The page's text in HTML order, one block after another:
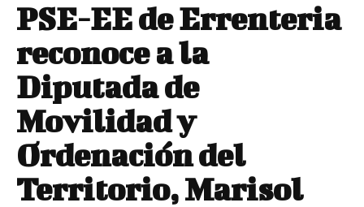
PSE-EE de Errenteria
reconoce a la
Diputada de
Movilidad y
Ordenación del
Territorio, Marisol